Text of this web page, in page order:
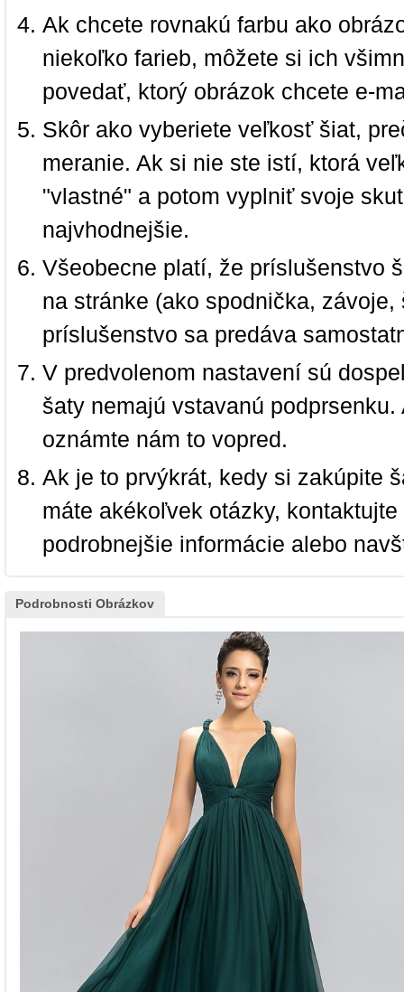
Ak chcete rovnakú farbu ako
niekoľko farieb, môžete si ich
povedať, ktorý obrázok chcete e-
Skôr ako vyberiete veľkosť šiat,
meranie. Ak si nie ste istí, ktorá
"vlastné" a potom vyplniť svoje
najvhodnejšie.
Všeobecne platí, že príslušenstvo
na stránke (ako spodnička,
príslušenstvo sa predáva
V predvolenom nastavení sú
šaty nemajú vstavanú
oznámte nám to vopred.
Ak je to prvýkrát, kedy si zakúpite
máte akékoľvek otázky,
podrobnejšie informácie alebo
Podrobnosti Obrázkov